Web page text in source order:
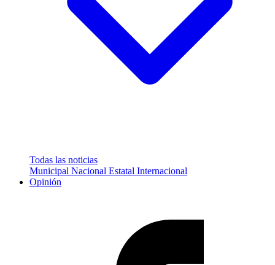
Todas las noticias
Municipal Nacional Estatal Internacional
Opinión